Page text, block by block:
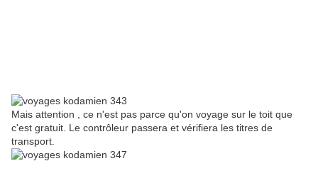
Mais attention , ce n'est pas parce qu'on voyage sur le toit que
c'est gratuit. Le contrôleur passera et vérifiera les titres de
transport.